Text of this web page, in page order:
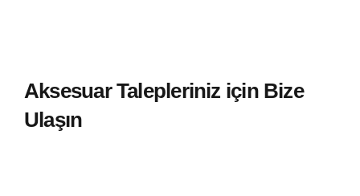
Aksesuar Talepleriniz için Bize
Ulaşın